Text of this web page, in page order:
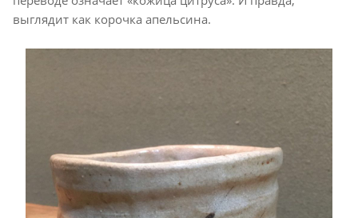
выглядит как корочка апельсина.